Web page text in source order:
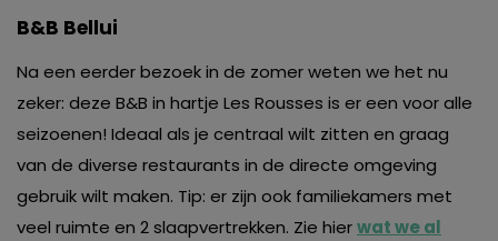
B&B Bellui
Na een eerder bezoek in de zomer weten we het nu
zeker: deze B&B in hartje Les Rousses is er een voor alle
seizoenen! Ideaal als je centraal wilt zitten en graag
van de diverse restaurants in de directe omgeving
gebruik wilt maken. Tip: er zijn ook familiekamers met
veel ruimte en 2 slaapvertrekken. Zie hierwat we al